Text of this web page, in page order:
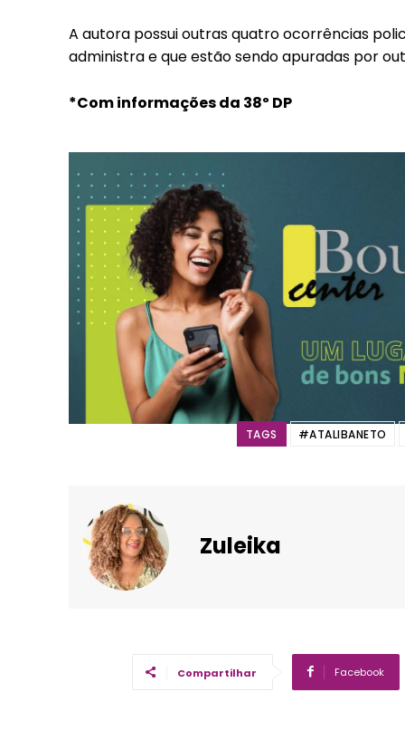
A autora possui outras quatro ocorrências
administra e que estão sendo apuradas por
*Com informações da 38º DP
TAGS #ATALIBANETO
Zuleika
Compartilhar Facebook